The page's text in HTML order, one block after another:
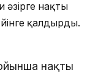
әзірге нақты
қалдырды.
нақты